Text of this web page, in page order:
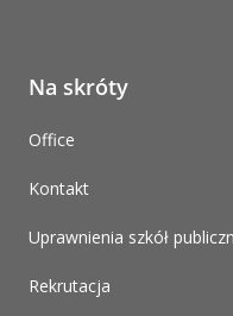
Na skróty
Office
Kontakt
Uprawnienia szkół
Rekrutacja